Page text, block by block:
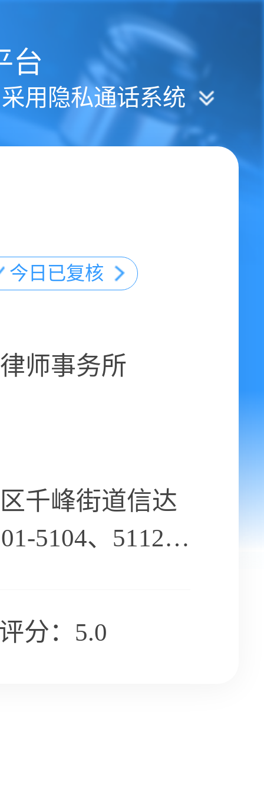
台
用隐私通话系统
今日已复核
师事务所
千峰街道信达
5104、5112-
分：5.0